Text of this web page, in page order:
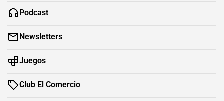
Podcast
Newsletters
Juegos
Club El Comercio